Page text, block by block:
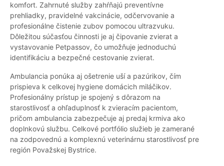
komfort. Zahrnuté služby zahŕňajú preventívne
prehliadky, pravidelné vakcinácie, odčervovanie a
profesionálne čistenie zubov pomocou ultrazvuku.
Dôležitou súčasťou činnosti je aj čipovanie zvierat a
vystavovanie Petpassov, čo umožňuje jednoduchú
identifikáciu a bezpečné cestovanie zvierat.
Ambulancia ponúka aj ošetrenie uší a pazúrikov, čím
prispieva k celkovej hygiene domácich miláčikov.
Profesionálny prístup je spojený s dôrazom na
starostlivosť a ohľaduplnosť k zvieracím pacientom,
pričom ambulancia zabezpečuje aj predaj krmiva ako
doplnkovú službu. Celkové portfólio služieb je zamerané
na zodpovednú a komplexnú veterinárnu starostlivosť pre
región Považskej Bystrice.